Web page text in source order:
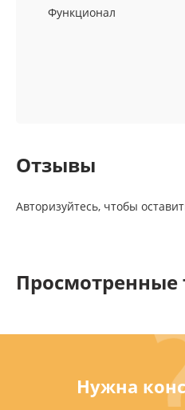
Функционал
Отзывы
Авторизуйтесь, чтобы
Просмотренные
Нужна